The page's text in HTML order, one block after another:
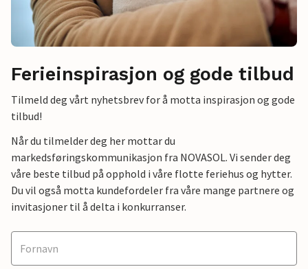
Ferieinspirasjon og gode tilbud
Tilmeld deg vårt nyhetsbrev for å motta inspirasjon og gode
tilbud!
Når du tilmelder deg her mottar du
markedsføringskommunikasjon fra NOVASOL. Vi sender deg
våre beste tilbud på opphold i våre flotte feriehus og hytter.
Du vil også motta kundefordeler fra våre mange partnere og
invitasjoner til å delta i konkurranser.